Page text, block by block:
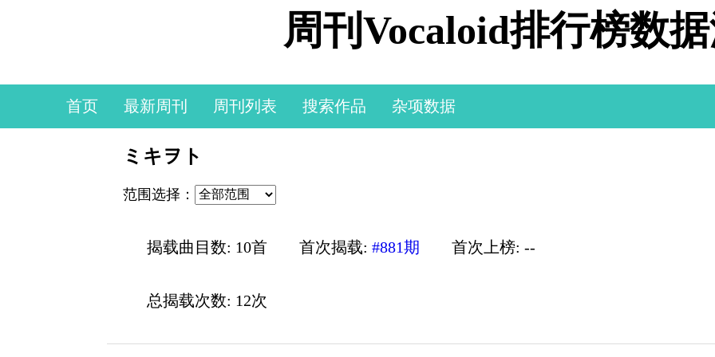
周刊Vocaloid排行榜数
首页 最新周刊 周刊列表 搜索作品 杂项数据
ミキヲト
范围选择：
揭载曲目数: 10首 首次揭载:#881期 首次上榜: --
总揭载次数: 12次